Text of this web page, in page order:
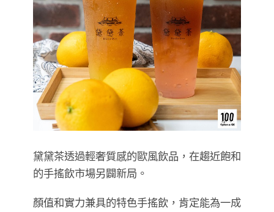
黛黛茶透過輕奢質感的歐風飲品，在趨近飽和
的手搖飲市場另闢新局。
顏值和實力兼具的特色手搖飲，肯定能為一成